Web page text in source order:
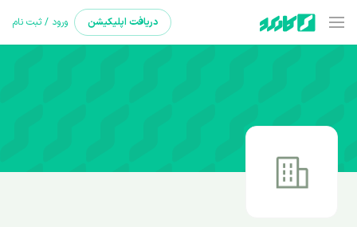
دریافت اپلیکیشن ورود / ثبت نام